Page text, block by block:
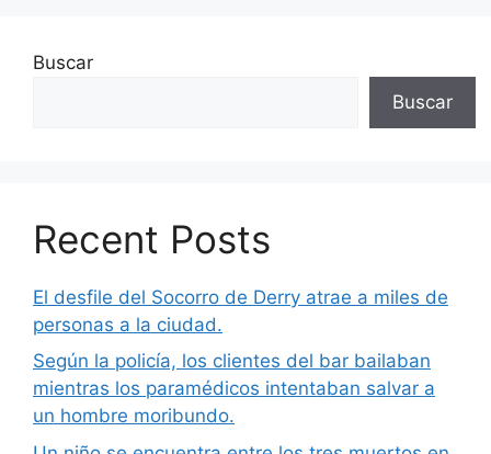
Buscar
Buscar
Recent Posts
El desfile del Socorro de Derry atrae a miles de
personas a la ciudad.
Según la policía, los clientes del bar bailaban
mientras los paramédicos intentaban salvar a
un hombre moribundo.